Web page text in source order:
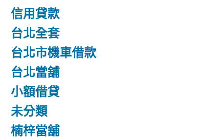
信用貸款
台北全套
台北市機車借款
台北當舖
小額借貸
未分類
楠梓當舖